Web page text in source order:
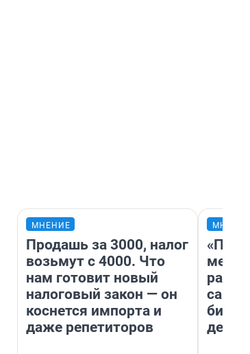
МНЕНИЕ
Продашь за 3000, налог
возьмут с 4000. Что
нам готовит новый
налоговый закон — он
коснется импорта и
даже репетиторов